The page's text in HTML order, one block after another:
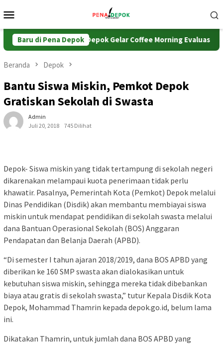
ke
Mobile
Baru di Pena Depok
Pertanahan Kota Depok Gelar Coffee Morning Evaluasi
Beranda Depok
Bantu Siswa Miskin, Pemkot Depok
Gratiskan Sekolah di Swasta
Admin
Juli 20, 2018
745 Dilihat
Depok- Siswa miskin yang tidak tertampung di sekolah negeri
dikarenakan melampaui kuota penerimaan tidak perlu
khawatir. Pasalnya, Pemerintah Kota (Pemkot) Depok melalui
Dinas Pendidikan (Disdik) akan membantu membiayai siswa
miskin untuk mendapat pendidikan di sekolah swasta melalui
dana Bantuan Operasional Sekolah (BOS) Anggaran
Pendapatan dan Belanja Daerah (APBD).
“Di semester I tahun ajaran 2018/2019, dana BOS APBD yang
diberikan ke 160 SMP swasta akan dialokasikan untuk
kebutuhan siswa miskin, sehingga mereka tidak dibebankan
biaya atau gratis di sekolah swasta,” tutur Kepala Disdik Kota
Depok, Mohammad Thamrin kepada depok.go.id, belum lama
ini.
Dikatakan Thamrin, untuk jumlah dana BOS APBD yang